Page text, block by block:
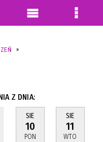
Z DNIA:
SIE
10
PON
SIE
11
WTO
Menu
Menu